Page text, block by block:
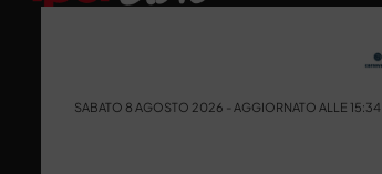
SABATO 8 AGOSTO 2026 - AGGIORNATO ALLE 15:34